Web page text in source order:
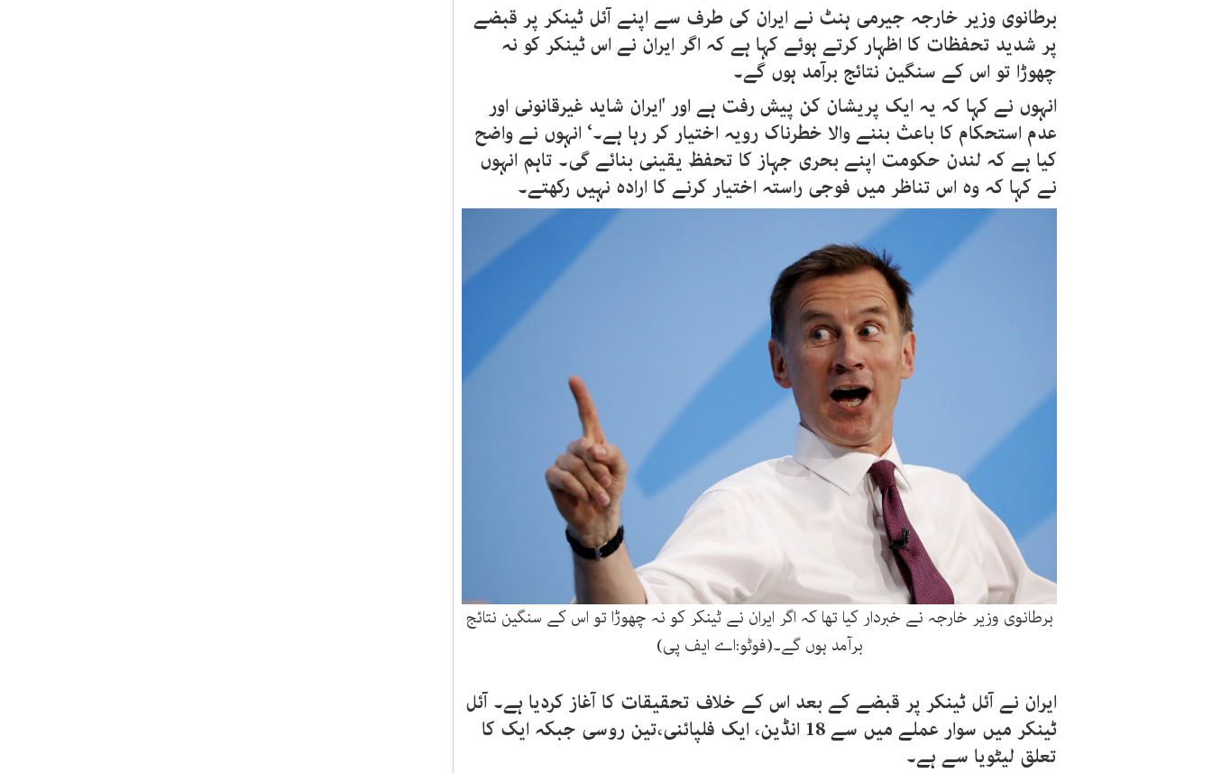
برطانوی وزیر خارجہ جیرمی ہنٹ نے ایران کی طرف سے اپنے آئل ٹینکر پر قبضے
پر شدید تحفظات کا اظہار کرتے ہوئے کہا ہے کہ اگر ایران نے اس ٹینکر کو نہ
چھوڑا تو اس کے سنگین نتائج برآمد ہوں گے۔
انہوں نے کہا کہ یہ ایک پریشان کن پیش رفت ہے اور 'ایران شاید غیرقانونی اور
عدم استحکام کا باعث بننے والا خطرناک رویہ اختیار کر رہا ہے۔‘ انہوں نے واضح
کیا ہے کہ لندن حکومت اپنے بحری جہاز کا تحفظ یقینی بنائے گی۔ تاہم انہوں
نے کہا کہ وہ اس تناظر میں فوجی راستہ اختیار کرنے کا ارادہ نہیں رکھتے۔
برطانوی وزیر خارجہ نے خبردار کیا تھا کہ اگر ایران نے ٹینکر کو نہ چھوڑا تو اس کے سنگین نتائج
برآمد ہوں گے۔(فوٹو:اے ایف پی)
ایران نے آئل ٹینکر پر قبضے کے بعد اس کے خلاف تحقیقات کا آغاز کردیا ہے۔ آئل
ٹینکر میں سوار عملے میں سے 18 انڈین، ایک فلپائنی،تین روسی جبکہ ایک کا
تعلق لیٹویا سے ہے۔